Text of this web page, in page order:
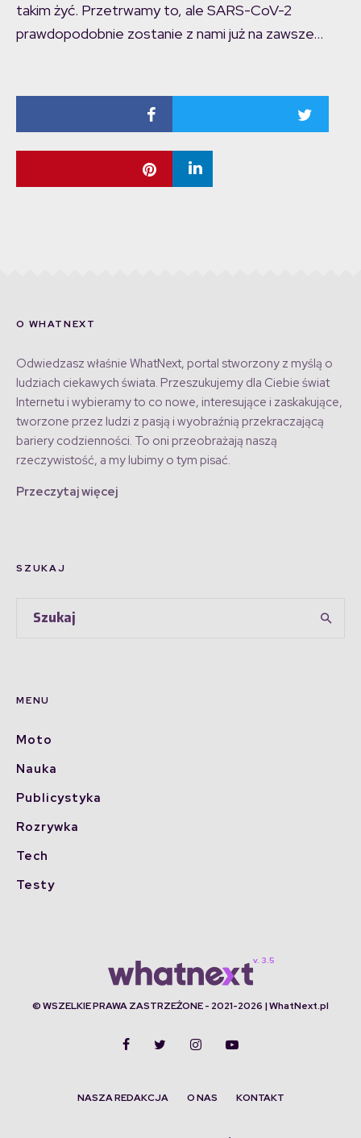
takim żyć. Przetrwamy to, ale SARS-CoV-2
prawdopodobnie zostanie z nami już na zawsze…
O WHATNEXT
Odwiedzasz właśnie WhatNext, portal stworzony z myślą o
ludziach ciekawych świata. Przeszukujemy dla Ciebie świat
Internetu i wybieramy to co nowe, interesujące i zaskakujące,
tworzone przez ludzi z pasją i wyobraźnią przekraczającą
bariery codzienności. To oni przeobrażają naszą
rzeczywistość, a my lubimy o tym pisać.
Przeczytaj więcej
SZUKAJ
MENU
Moto
Nauka
Publicystyka
Rozrywka
Tech
Testy
© WSZELKIE PRAWA ZASTRZEŻONE - 2021-2026 | WhatNext.pl
NASZA REDAKCJA O NAS KONTAKT